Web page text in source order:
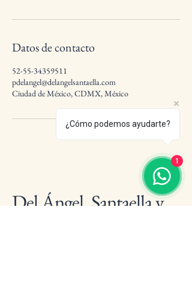
Datos de contacto
52-55-34359511
pdelangel@delangelsantaella.com
Ciudad de México, CDMX, México
Del Ángel, Santaella y
¿Cómo podemos ayudarte?
1